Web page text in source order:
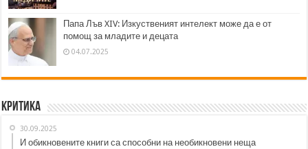
Папа Лъв XIV: Изкуственият интелект може да е от
помощ за младите и децата
04.07.2025
Критика
30.09.2025
И обикновените книги са способни на необикновени неща